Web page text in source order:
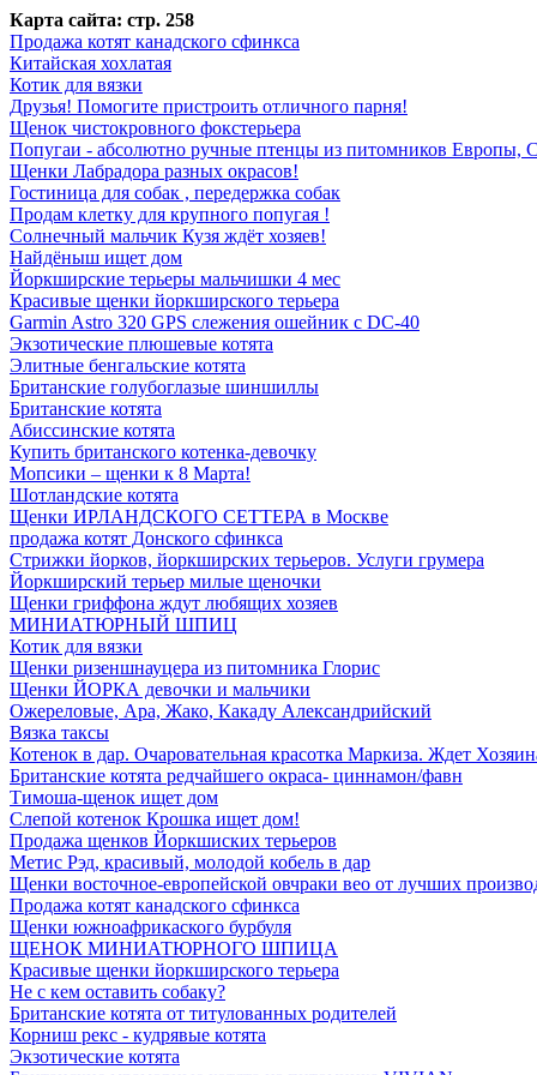
Карта сайта: стр. 258
Продажа котят канадского сфинкса
Китайская хохлатая
Котик для вязки
Друзья! Помогите пристроить отличного парня!
Щенок чистокровного фокстерьера
Попугаи - абсолютно ручные птенцы из питомников
Щенки Лабрадора разных окрасов!
Гостиница для собак , передержка собак
Продам клетку для крупного попугая !
Солнечный мальчик Кузя ждёт хозяев!
Найдёныш ищет дом
Йоркширские терьеры мальчишки 4 мес
Красивые щенки йоркширского терьера
Garmin Astro 320 GPS слежения ошейник с DC-40
Экзотические плюшевые котята
Элитные бенгальские котята
Британские голубоглазые шиншиллы
Британские котята
Абиссинские котята
Купить британского котенка-девочку
Мопсики – щенки к 8 Марта!
Шотландские котята
Щенки ИРЛАНДСКОГО СЕТТЕРА в Москве
продажа котят Донского сфинкса
Стрижки йорков, йоркширских терьеров. Услуги грумера
Йоркширский терьер милые щеночки
Щенки гриффона ждут любящих хозяев
МИНИАТЮРНЫЙ ШПИЦ
Котик для вязки
Щенки ризеншнауцера из питомника Глорис
Щенки ЙОРКА девочки и мальчики
Ожереловые, Ара, Жако, Какаду Александрийский
Вязка таксы
Котенок в дар. Очаровательная красотка Маркиза. Ждет
Британские котята редчайшего окраса- циннамон/фавн
Тимоша-щенок ищет дом
Слепой котенок Крошка ищет дом!
Продажа щенков Йоркшиских терьеров
Метис Рэд, красивый, молодой кобель в дар
Щенки восточное-европейской овчраки вео от лучших
Продажа котят канадского сфинкса
Щенки южноафрикаского бурбуля
ЩЕНОК МИНИАТЮРНОГО ШПИЦА
Красивые щенки йоркширского терьера
Не с кем оставить собаку?
Британские котята от титулованных родителей
Корниш рекс - кудрявые котята
Экзотические котята